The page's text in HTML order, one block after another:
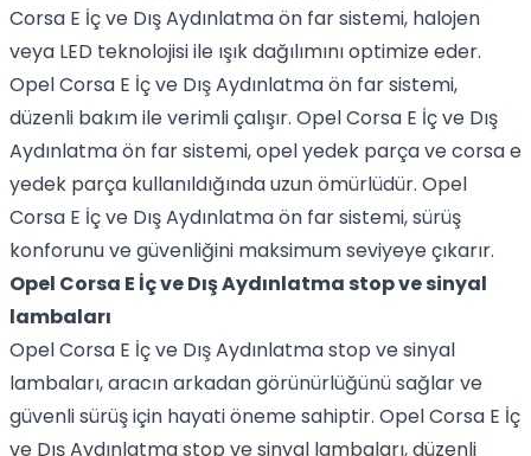
Corsa E İç ve Dış Aydınlatma ön far sistemi, halojen
veya LED teknolojisi ile ışık dağılımını optimize eder.
Opel Corsa E İç ve Dış Aydınlatma ön far sistemi,
düzenli bakım ile verimli çalışır. Opel Corsa E İç ve Dış
Aydınlatma ön far sistemi, opel yedek parça ve corsa e
yedek parça kullanıldığında uzun ömürlüdür. Opel
Corsa E İç ve Dış Aydınlatma ön far sistemi, sürüş
konforunu ve güvenliğini maksimum seviyeye çıkarır.
Opel Corsa E İç ve Dış Aydınlatma stop ve sinyal
lambaları
Opel Corsa E İç ve Dış Aydınlatma stop ve sinyal
lambaları, aracın arkadan görünürlüğünü sağlar ve
güvenli sürüş için hayati öneme sahiptir. Opel Corsa E İç
ve Dış Aydınlatma stop ve sinyal lambaları, düzenli